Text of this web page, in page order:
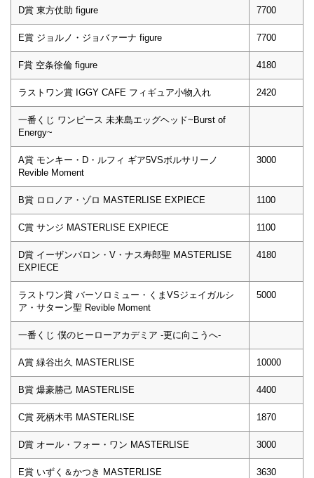
D賞 東方仗助 figure 7700
E賞 ジョルノ・ジョバァーナ figure 7700
F賞 空条徐倫 figure 4180
ラストワン賞 IGGY CAFE フィギュア小物入れ 2420
一番くじ ワンピース 未来島エッグヘッド~Burst of
Energy~
A賞 モンキー・D・ルフィ ギア5VSボルサリーノ
Revible Moment
3000
B賞 ロロノア・ゾロ MASTERLISE EXPIECE 1100
C賞 サンジ MASTERLISE EXPIECE 1100
D賞 イーザンバロン・V・ナス寿郎聖 MASTERLISE
EXPIECE
4180
ラストワン賞 バーソロミュー・くまVSジェイガルシ
ア・サターン聖 Revible Moment
5000
一番くじ 僕のヒーローアカデミア -更に向こうへ-
A賞 緑谷出久 MASTERLISE 10000
B賞 爆豪勝己 MASTERLISE 4400
C賞 死柄木弔 MASTERLISE 1870
D賞 オール・フォー・ワン MASTERLISE 3000
E賞 いずく＆かつき MASTERLISE 3630